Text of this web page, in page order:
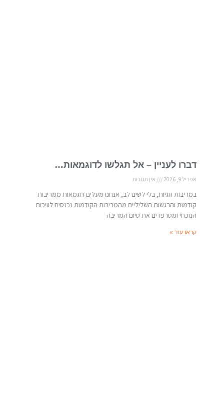
דברו לעניין – אל תגלשו לדוגמאות…
אפריל 9, 2026 אין תגובות
במריבות זוגיות, בלי לשים לב, אנחנו מעלים דוגמאות ממריבות
קודמות והרגשות השליליים מהמריבות הקודמות נכנסים לוויכוח
הנוכחי ומטרפדים את סיום המריבה
קראו עוד »